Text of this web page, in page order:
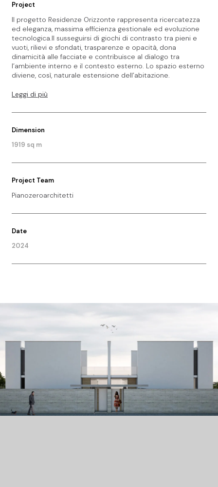
Project
Il progetto Residenze Orizzonte rappresenta ricercatezza
ed eleganza, massima efficienza gestionale ed evoluzione
tecnologica.Il susseguirsi di giochi di contrasto tra pieni e
vuoti, rilievi e sfondati, trasparenze e opacità, dona
dinamicità alle facciate e contribuisce al dialogo tra
l’ambiente interno e il contesto esterno. Lo spazio esterno
diviene, così, naturale estensione dell’abitazione.
Leggi di più
Dimension
1919 sq m
Project Team
Pianozeroarchitetti
Date
2024